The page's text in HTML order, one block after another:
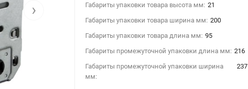
›
Габариты упаковки товара высота мм: 21
Габариты упаковки товара ширина мм: 200
Габариты упаковки товара длина мм: 95
Габариты промежуточной упаковки длина мм: 216
Габариты промежуточной упаковки ширина
мм:
237